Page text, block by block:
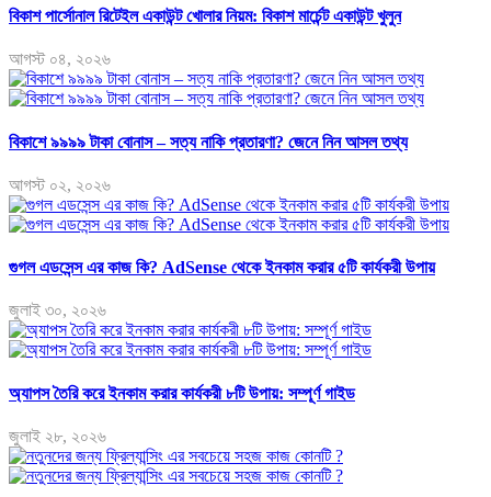
বিকাশ পার্সোনাল রিটেইল একাউন্ট খোলার নিয়ম: বিকাশ মার্চেন্ট একাউন্ট খুলুন
আগস্ট ০৪, ২০২৬
বিকাশে ৯৯৯৯ টাকা বোনাস – সত্য নাকি প্রতারণা? জেনে নিন আসল তথ্য
আগস্ট ০২, ২০২৬
গুগল এডসেন্স এর কাজ কি? AdSense থেকে ইনকাম করার ৫টি কার্যকরী উপায়
জুলাই ৩০, ২০২৬
অ্যাপস তৈরি করে ইনকাম করার কার্যকরী ৮টি উপায়: সম্পূর্ণ গাইড
জুলাই ২৮, ২০২৬